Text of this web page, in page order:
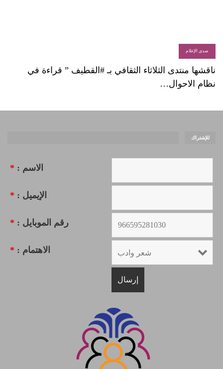
صدى الإعلام
ناقشها منتدى الثلاثاء الثقافي بـ #القطيف ” قراءة في
نظام الاحوال…
للإشتراك
الاسم : *
الإيميل : *
رقم الموبايل : *
الاهتمام : *